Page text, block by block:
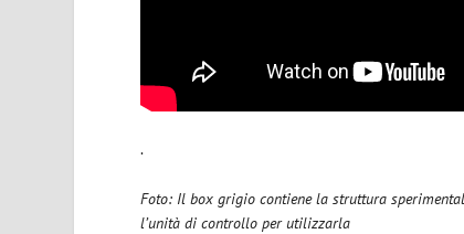
.
Foto: Il box grigio contiene la struttura
l’unità di controllo per utilizzarla